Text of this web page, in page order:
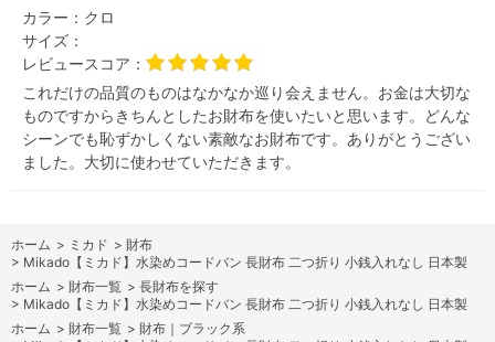
カラー： クロ
サイズ：
レビュースコア：
これだけの品質のものはなかなか巡り会えません。お金は大切な
ものですからきちんとしたお財布を使いたいと思います。どんな
シーンでも恥ずかしくない素敵なお財布です。ありがとうござい
ました。大切に使わせていただきます。
ホーム > ミカド > 財布
> Mikado【ミカド】水染めコードバン 長財布 二つ折り 小銭入れなし 日本製
ホーム > 財布一覧 > 長財布を探す
> Mikado【ミカド】水染めコードバン 長財布 二つ折り 小銭入れなし 日本製
ホーム > 財布一覧 > 財布｜ブラック系